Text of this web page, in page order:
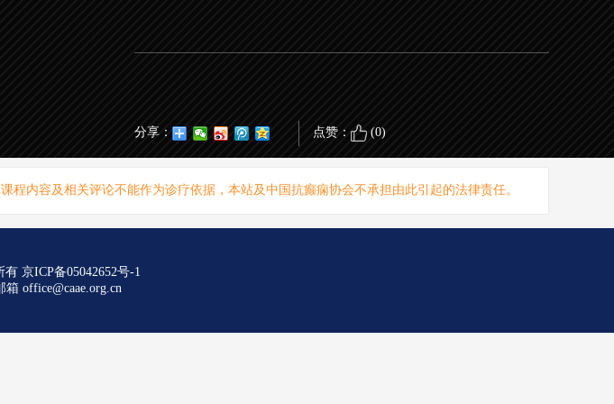
分享： 点赞： (0)
内容及相关评论不能作为诊疗依据，本站及中国抗癫痫协会不承担由此引起的法律责任。
有 京ICP备05042652号-1
箱 office@caae.org.cn